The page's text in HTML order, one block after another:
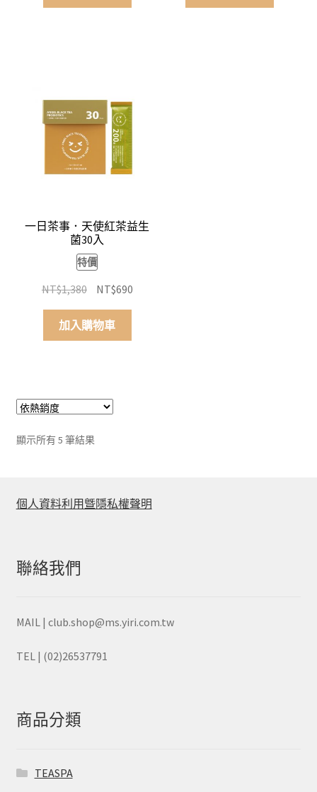
格：
格：
一日茶事．天使紅茶益生
菌30入
特價
NT$1,380 原
價
格：
NT$690目
加入購物車
顯示所有 5 筆結果依
分
個人資料利用曁隱私權聲明
聯絡我們
MAIL | club.shop@ms.yiri.com.tw
TEL | (02)26537791
商品分類
TEASPA